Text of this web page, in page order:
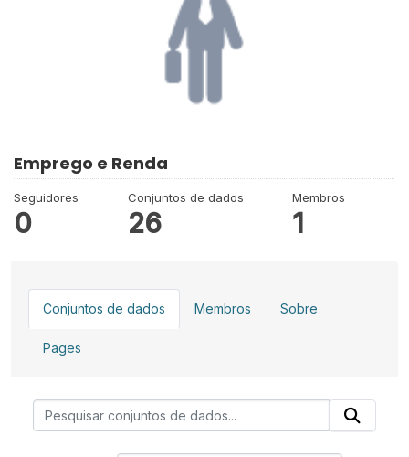
Emprego e Renda
Seguidores
0
Conjuntos de dados
26
Membros
1
Conjuntos de dados Membros Sobre
Pages